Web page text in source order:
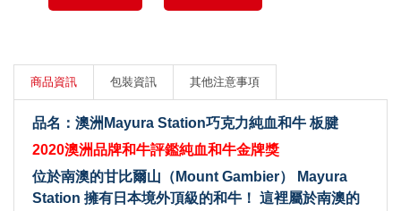
商品資訊 包裝資訊 其他注意事項
品名：澳洲Mayura Station巧克力純血和牛 板腱
2020澳洲品牌和牛評鑑純血和牛金牌獎
位於南澳的甘比爾山（Mount Gambier） Mayura
Station 擁有日本境外頂級的和牛！ 這裡屬於南澳的